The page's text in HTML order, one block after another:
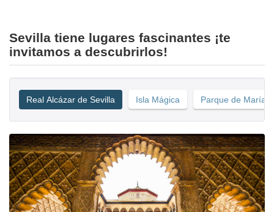
Sevilla tiene lugares fascinantes ¡te
invitamos a descubrirlos!
Real Alcázar de Sevilla Isla Mágica Parque de María